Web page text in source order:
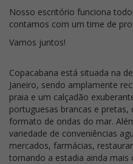
Nosso escritório funciona
contamos com um time de
Vamos juntos!
Copacabana está situada na
Janeiro, sendo amplamente
praia e um calçadão
portuguesas brancas e
formato de ondas do mar.
variedade de conveniências
mercados, farmácias,
tornando a estadia ainda mais